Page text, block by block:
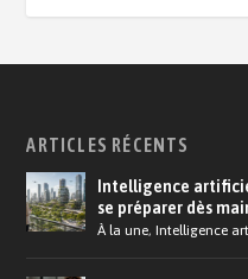
ARTICLES RÉCENTS
Intelligence
se préparer dès
À la une,Intelligence